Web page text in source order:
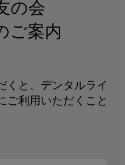
の会
ご案内
くと、デンタルライ
ご利用いただくこと